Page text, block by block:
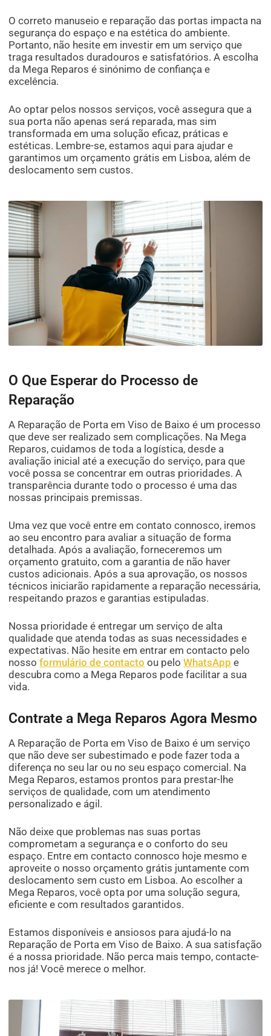
O correto manuseio e reparação das portas impacta na
segurança do espaço e na estética do ambiente.
Portanto, não hesite em investir em um serviço que
traga resultados duradouros e satisfatórios. A escolha
da Mega Reparos é sinónimo de confiança e
excelência.
Ao optar pelos nossos serviços, você assegura que a
sua porta não apenas será reparada, mas sim
transformada em uma solução eficaz, práticas e
estéticas. Lembre-se, estamos aqui para ajudar e
garantimos um orçamento grátis em Lisboa, além de
deslocamento sem custos.
O Que Esperar do Processo de
Reparação
A Reparação de Porta em Viso de Baixo é um processo
que deve ser realizado sem complicações. Na Mega
Reparos, cuidamos de toda a logística, desde a
avaliação inicial até a execução do serviço, para que
você possa se concentrar em outras prioridades. A
transparência durante todo o processo é uma das
nossas principais premissas.
Uma vez que você entre em contato connosco, iremos
ao seu encontro para avaliar a situação de forma
detalhada. Após a avaliação, forneceremos um
orçamento gratuito, com a garantia de não haver
custos adicionais. Após a sua aprovação, os nossos
técnicos iniciarão rapidamente a reparação necessária,
respeitando prazos e garantias estipuladas.
Nossa prioridade é entregar um serviço de alta
qualidade que atenda todas as suas necessidades e
expectativas. Não hesite em entrar em contacto pelo
nossoformulário de contacto ou peloWhatsApp e
descubra como a Mega Reparos pode facilitar a sua
vida.
Contrate a Mega Reparos Agora Mesmo
A Reparação de Porta em Viso de Baixo é um serviço
que não deve ser subestimado e pode fazer toda a
diferença no seu lar ou no seu espaço comercial. Na
Mega Reparos, estamos prontos para prestar-lhe
serviços de qualidade, com um atendimento
personalizado e ágil.
Não deixe que problemas nas suas portas
comprometam a segurança e o conforto do seu
espaço. Entre em contacto connosco hoje mesmo e
aproveite o nosso orçamento grátis juntamente com
deslocamento sem custo em Lisboa. Ao escolher a
Mega Reparos, você opta por uma solução segura,
eficiente e com resultados garantidos.
Estamos disponíveis e ansiosos para ajudá-lo na
Reparação de Porta em Viso de Baixo. A sua satisfação
é a nossa prioridade. Não perca mais tempo, contacte-
nos já! Você merece o melhor.